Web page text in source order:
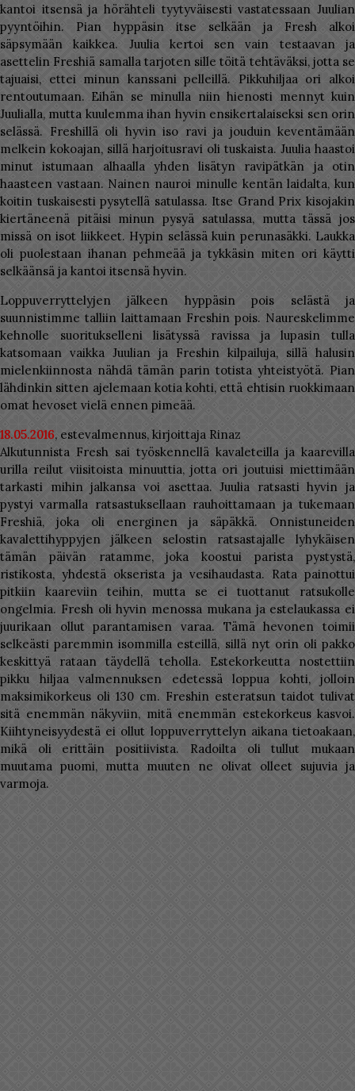
kantoi itsensä ja hörähteli tyytyväisesti vastatessaan Juulian
pyyntöihin. Pian hyppäsin itse selkään ja Fresh alkoi
säpsymään kaikkea. Juulia kertoi sen vain testaavan ja
asettelin Freshiä samalla tarjoten sille töitä tehtäväksi, jotta se
tajuaisi, ettei minun kanssani pelleillä. Pikkuhiljaa ori alkoi
rentoutumaan. Eihän se minulla niin hienosti mennyt kuin
Juulialla, mutta kuulemma ihan hyvin ensikertalaiseksi sen orin
selässä. Freshillä oli hyvin iso ravi ja jouduin keventämään
melkein kokoajan, sillä harjoitusravi oli tuskaista. Juulia haastoi
minut istumaan alhaalla yhden lisätyn ravipätkän ja otin
haasteen vastaan. Nainen nauroi minulle kentän laidalta, kun
koitin tuskaisesti pysytellä satulassa. Itse Grand Prix kisojakin
kiertäneenä pitäisi minun pysyä satulassa, mutta tässä jos
missä on isot liikkeet. Hypin selässä kuin perunasäkki. Laukka
oli puolestaan ihanan pehmeää ja tykkäsin miten ori käytti
selkäänsä ja kantoi itsensä hyvin.
Loppuverryttelyjen jälkeen hyppäsin pois selästä ja
suunnistimme talliin laittamaan Freshin pois. Naureskelimme
kehnolle suoritukselleni lisätyssä ravissa ja lupasin tulla
katsomaan vaikka Juulian ja Freshin kilpailuja, sillä halusin
mielenkiinnosta nähdä tämän parin totista yhteistyötä. Pian
lähdinkin sitten ajelemaan kotia kohti, että ehtisin ruokkimaan
omat hevoset vielä ennen pimeää.
18.05.2016, estevalmennus, kirjoittaja Rinaz
Alkutunnista Fresh sai työskennellä kavaleteilla ja kaarevilla
urilla reilut viisitoista minuuttia, jotta ori joutuisi miettimään
tarkasti mihin jalkansa voi asettaa. Juulia ratsasti hyvin ja
pystyi varmalla ratsastuksellaan rauhoittamaan ja tukemaan
Freshiä, joka oli energinen ja säpäkkä. Onnistuneiden
kavalettihyppyjen jälkeen selostin ratsastajalle lyhykäisen
tämän päivän ratamme, joka koostui parista pystystä,
ristikosta, yhdestä okserista ja vesihaudasta. Rata painottui
pitkiin kaareviin teihin, mutta se ei tuottanut ratsukolle
ongelmia. Fresh oli hyvin menossa mukana ja estelaukassa ei
juurikaan ollut parantamisen varaa. Tämä hevonen toimii
selkeästi paremmin isommilla esteillä, sillä nyt orin oli pakko
keskittyä rataan täydellä teholla. Estekorkeutta nostettiin
pikku hiljaa valmennuksen edetessä loppua kohti, jolloin
maksimikorkeus oli 130 cm. Freshin esteratsun taidot tulivat
sitä enemmän näkyviin, mitä enemmän estekorkeus kasvoi.
Kiihtyneisyydestä ei ollut loppuverryttelyn aikana tietoakaan,
mikä oli erittäin positiivista. Radoilta oli tullut mukaan
muutama puomi, mutta muuten ne olivat olleet sujuvia ja
varmoja.